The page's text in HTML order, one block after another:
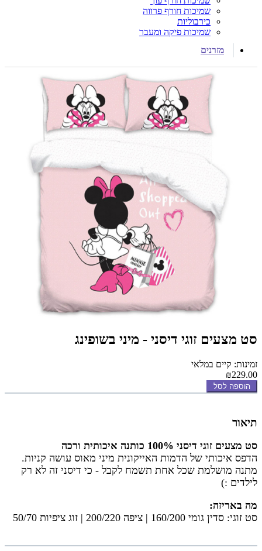
שמיכות חורף פרווה
כירבוליות
שמיכות פיקה ומעבר
מזרנים
סט מצעים זוגי דיסני - מיני בשופינג
זמינות: קיים במלאי
₪229.00
הוספה לסל
תיאור
סט מצעים זוגי דיסני 100% כותנה איכותית ורכה
הדפס איכותי של הדמות האייקונית מיני מאוס עושה קניות.
מתנה מושלמת שכל אחת תשמח לקבל - כי דיסני זה לא רק
לילדים :)
מה באריזה:
סט זוגי: סדין גומי 160/200 | ציפה 200/220 |
זוג ציפיות 50/70